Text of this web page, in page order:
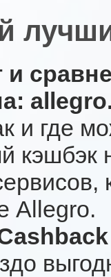
и
и где
кэшбэк
Allegro.